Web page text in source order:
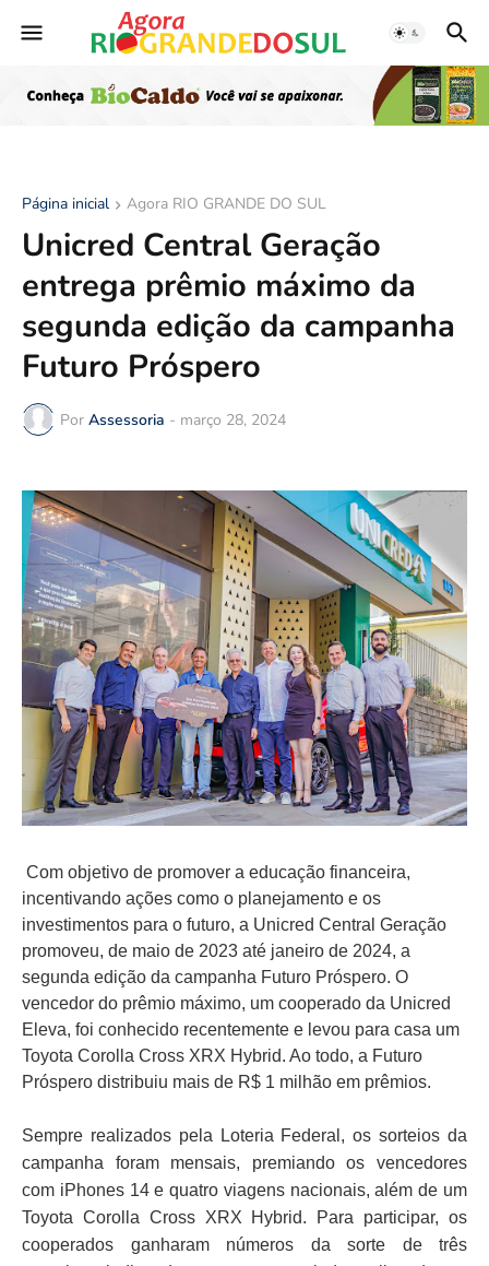
Página inicial Agora RIO GRANDE DO SUL
Unicred Central Geração
entrega prêmio máximo da
segunda edição da campanha
Futuro Próspero
Por Assessoria - março 28, 2024
Com objetivo de promover a educação financeira,
incentivando ações como o planejamento e os
investimentos para o futuro, a Unicred Central Geração
promoveu, de maio de 2023 até janeiro de 2024, a
segunda edição da campanha Futuro Próspero. O
vencedor do prêmio máximo, um cooperado da Unicred
Eleva, foi conhecido recentemente e levou para casa um
Toyota Corolla Cross XRX Hybrid. Ao todo, a Futuro
Próspero distribuiu mais de R$ 1 milhão em prêmios.
Sempre realizados pela Loteria Federal, os sorteios da
campanha foram mensais, premiando os vencedores
com iPhones 14 e quatro viagens nacionais, além de um
Toyota Corolla Cross XRX Hybrid. Para participar, os
cooperados ganharam números da sorte de três